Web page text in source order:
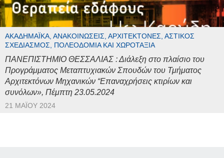
ΑΚΑΔΗΜΑΪΚΆ, ΑΝΑΚΟΙΝΏΣΕΙΣ, ΑΡΧΙΤΈΚΤΟΝΕΣ, ΑΣΤΙΚΌΣ
ΣΧΕΔΙΑΣΜΌΣ, ΠΟΛΕΟΔΟΜΊΑ ΚΑΙ ΧΩΡΟΤΑΞΊΑ
ΠΑΝΕΠΙΣΤΗΜΙΟ ΘΕΣΣΑΛΙΑΣ : Διάλεξη στο πλαίσιο του
Προγράμματος Μεταπτυχιακών Σπουδών του Τμήματος
Αρχιτεκτόνων Μηχανικών “Επαναχρήσεις κτιρίων και
συνόλων», Πέμπτη 23.05.2024
21 ΜΑΪ́ΟΥ 2024